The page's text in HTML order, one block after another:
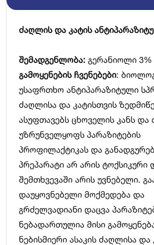
ძაღლის და კატის
შემადგენლობა: გერანიოლი 3%
გამოყენების ჩვენებები:
უსაფრთხო ანტიპარაზიტული
ძაღლისა და კატისთვის
ასუფთავებს ცხოველის კანს და
უზრუნველყოფს პარაზიტების
პროფილაქტიკას და
პრეპარატი არ არის ტოქსიკური
შემთხვევაში არის უვნებელი.
დაუყოვნებელი მოქმედება და
გრძელვადიანი დაცვა
ნებადართულია მისი
ნებისმიერი ასაკის ძაღლისა და